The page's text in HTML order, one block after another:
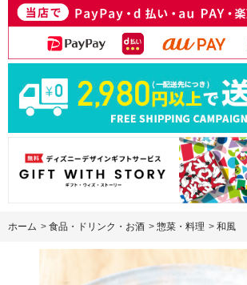
ホーム > 食品・ドリンク・お酒 > 惣菜・料理 > 和風